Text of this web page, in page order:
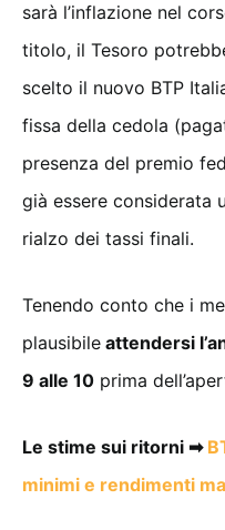
sarà l’inflazione nel
titolo, il Tesoro
scelto il nuovo BTP
fissa della cedola
presenza del premio
già essere considerata
rialzo dei tassi finali.
Tenendo conto che i
plausibile attendersi
9 alle 10 prima
Le stime sui ritorni ➡
minimi e rendimenti